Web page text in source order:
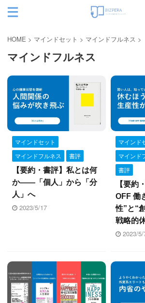
カテゴリー
Yusuke
外資系コンサルティング会社を
オススメできる本だけを厳選
す。著書『投資としての
Books&Apps（https://
HOME > マインドセット > マインドフルネス >
マインドフルネス
マインドセット
マインドフルネス
書評
【要約・書評】私とは何
か――「個人」から「分
人」へ
2023/5/17
マインド
マインド
書評
【要約
OFF 働
性”と“
戦略的
2023/5/